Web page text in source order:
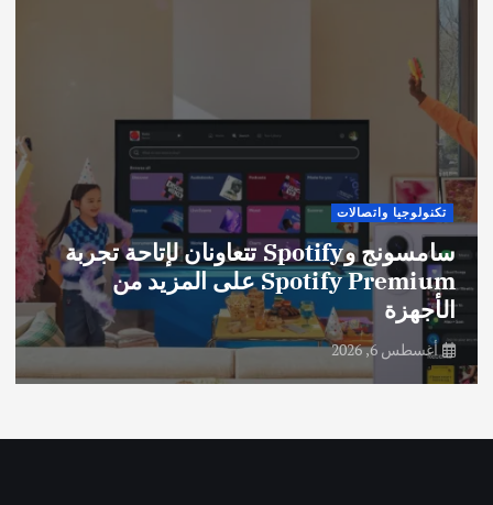
تكنولوجيا واتصالات
سامسونج وSpotify تتعاونان لإتاحة تجربة
Spotify Premium على المزيد من
الأجهزة
أغسطس 6, 2026